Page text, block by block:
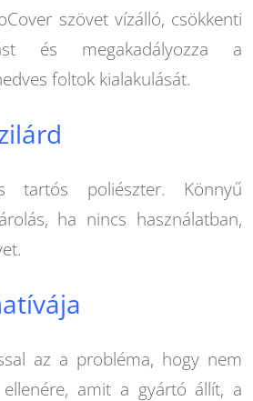
szövet vízálló, csökkenti
és megakadályozza a
foltok kialakulását.
tartós poliészter. Könnyű
ha nincs használatban,
az a probléma, hogy nem
ellenére, amit a gyártó állít, a